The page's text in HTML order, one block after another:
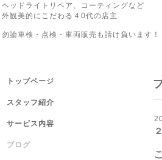
ヘッドライトリペア、コーティングなど
外観美的にこだわる４0代の店主
勿論車検・点検・車両販売も請け負います！
トップページ
スタッフ紹介
サービス内容
ブログ